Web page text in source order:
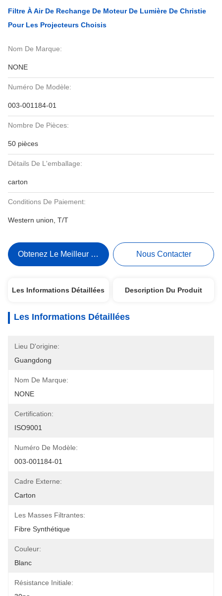
Filtre À Air De Rechange De Moteur De Lumière De Christie
Pour Les Projecteurs Choisis
Nom De Marque:
NONE
Numéro De Modèle:
003-001184-01
Nombre De Pièces:
50 pièces
Détails De L'emballage:
carton
Conditions De Paiement:
Western union, T/T
Obtenez Le Meilleur Prix Nous Contacter
Les Informations Détaillées Description Du Produit
Les Informations Détaillées
Lieu D'origine:
Guangdong
Nom De Marque:
NONE
Certification:
ISO9001
Numéro De Modèle:
003-001184-01
Cadre Externe:
Carton
Les Masses Filtrantes:
Fibre Synthétique
Couleur:
Blanc
Résistance Initiale: